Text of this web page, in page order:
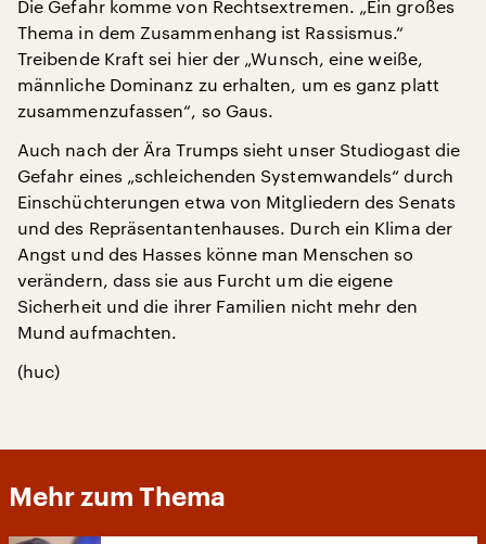
Die Gefahr komme von Rechtsextremen. „Ein großes
Thema in dem Zusammenhang ist Rassismus.“
Treibende Kraft sei hier der „Wunsch, eine weiße,
männliche Dominanz zu erhalten, um es ganz platt
zusammenzufassen“, so Gaus.
Auch nach der Ära Trumps sieht unser Studiogast die
Gefahr eines „schleichenden Systemwandels“ durch
Einschüchterungen etwa von Mitgliedern des Senats
und des Repräsentantenhauses. Durch ein Klima der
Angst und des Hasses könne man Menschen so
verändern, dass sie aus Furcht um die eigene
Sicherheit und die ihrer Familien nicht mehr den
Mund aufmachten.
(huc)
Mehr zum Thema